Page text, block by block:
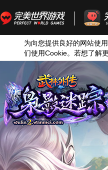
为向您提供良好的网站使
们使用Cookie。若想了解